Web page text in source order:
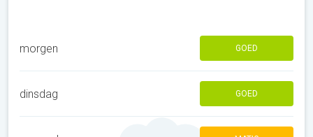
morgen GOED
dinsdag GOED